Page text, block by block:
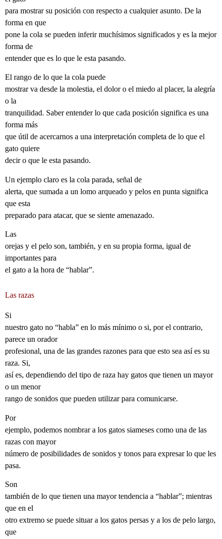
para mostrar su posición con respecto a cualquier asunto. De la
forma en que
pone la cola se pueden inferir muchísimos significados y es la mejor
forma de
entender que es lo que le esta pasando.
El rango de lo que la cola puede
mostrar va desde la molestia, el dolor o el miedo al placer, la alegría
o la
tranquilidad. Saber entender lo que cada posición significa es una
forma más
que útil de acercarnos a una interpretación completa de lo que el
gato quiere
decir o que le esta pasando.
Un ejemplo claro es la cola parada, señal de
alerta, que sumada a un lomo arqueado y pelos en punta significa
que esta
preparado para atacar, que se siente amenazado.
Las
orejas y el pelo son, también, y en su propia forma, igual de
importantes para
el gato a la hora de “hablar”.
Las razas
Si
nuestro gato no “habla” en lo más mínimo o si, por el contrario,
parece un orador
profesional, una de las grandes razones para que esto sea así es su
raza. Si,
así es, dependiendo del tipo de raza hay gatos que tienen un mayor
o un menor
rango de sonidos que pueden utilizar para comunicarse.
Por
ejemplo, podemos nombrar a los gatos siameses como una de las
razas con mayor
número de posibilidades de sonidos y tonos para expresar lo que les
pasa.
Son
también de lo que tienen una mayor tendencia a “hablar”; mientras
que en el
otro extremo se puede situar a los gatos persas y a los de pelo largo,
que